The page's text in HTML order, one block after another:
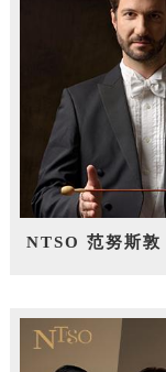
NTSO 范努斯敦